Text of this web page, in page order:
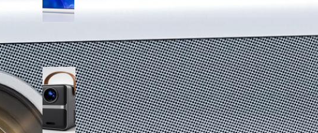
WiMiUS proiettore portatile 4K
smart con Netflix ready, il mini
cinema tascabile in promo su
Amazon